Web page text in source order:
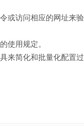
或访问相应的网址来验
使用规定。
来简化和批量化配置过